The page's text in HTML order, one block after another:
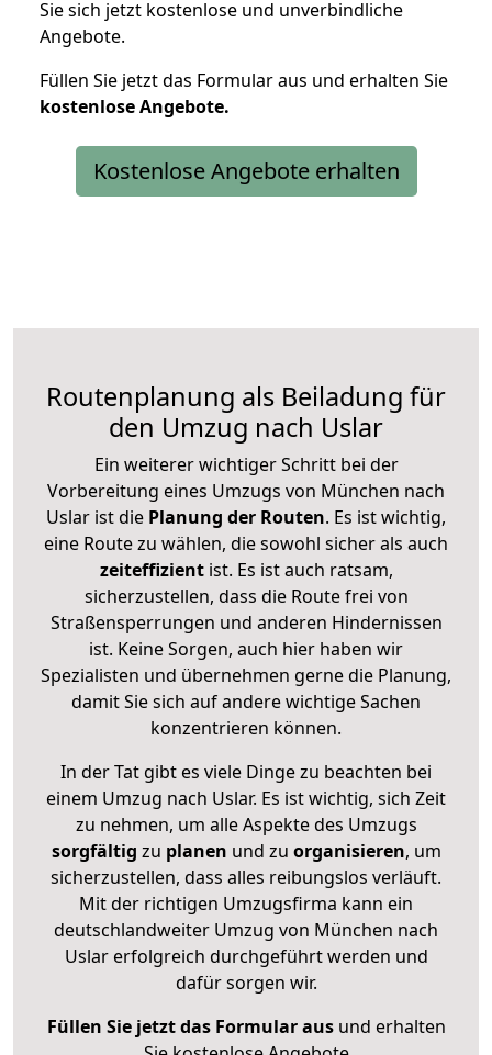
Sie sich jetzt kostenlose und unverbindliche
Angebote.
Füllen Sie jetzt das Formular aus und erhalten Sie
kostenloseAngebote.
Kostenlose Angebote erhalten
Routenplanung als Beiladung für
den Umzug nach Uslar
Ein weiterer wichtiger Schritt bei der
Vorbereitung eines Umzugs von München nach
Uslar ist die Planung der Routen. Es ist wichtig,
eine Route zu wählen, die sowohl sicher als auch
zeiteffizientist. Es ist auch ratsam,
sicherzustellen, dass die Route frei von
Straßensperrungen und anderen Hindernissen
ist. Keine Sorgen, auch hier haben wir
Spezialisten und übernehmen gerne die Planung,
damit Sie sich auf andere wichtige Sachen
konzentrieren können.
In der Tat gibt es viele Dinge zu beachten bei
einem Umzug nach Uslar. Es ist wichtig, sich Zeit
zu nehmen, um alle Aspekte des Umzugs
sorgfältig zu planen und zu organisieren, um
sicherzustellen, dass alles reibungslos verläuft.
Mit der richtigen Umzugsfirma kann ein
deutschlandweiter Umzug von München nach
Uslar erfolgreich durchgeführt werden und
dafür sorgen wir.
Füllen Sie jetzt das Formular ausund erhalten